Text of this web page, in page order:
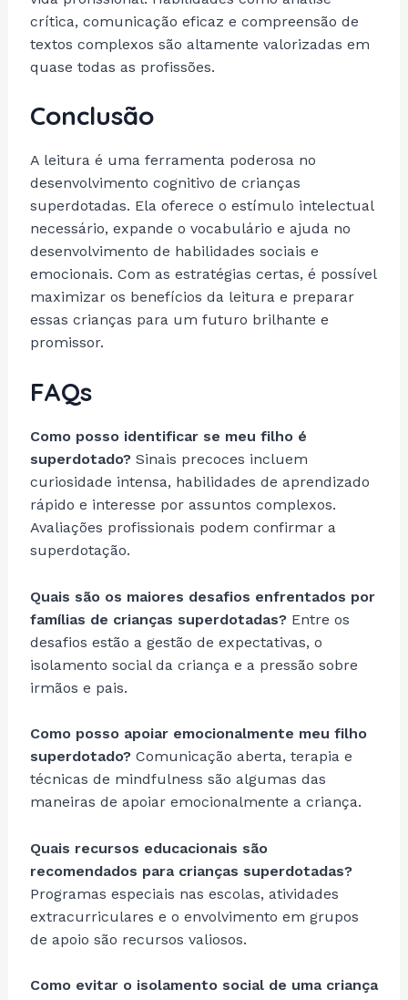
crítica, comunicação eficaz e compreensão de
textos complexos são altamente valorizadas em
quase todas as profissões.
Conclusão
A leitura é uma ferramenta poderosa no
desenvolvimento cognitivo de crianças
superdotadas. Ela oferece o estímulo intelectual
necessário, expande o vocabulário e ajuda no
desenvolvimento de habilidades sociais e
emocionais. Com as estratégias certas, é possível
maximizar os benefícios da leitura e preparar
essas crianças para um futuro brilhante e
promissor.
FAQs
Como posso identificar se meu filho é
superdotado?Sinais precoces incluem
curiosidade intensa, habilidades de aprendizado
rápido e interesse por assuntos complexos.
Avaliações profissionais podem confirmar a
superdotação.
Quais são os maiores desafios enfrentados por
famílias de crianças superdotadas?Entre os
desafios estão a gestão de expectativas, o
isolamento social da criança e a pressão sobre
irmãos e pais.
Como posso apoiar emocionalmente meu filho
superdotado?Comunicação aberta, terapia e
técnicas de mindfulness são algumas das
maneiras de apoiar emocionalmente a criança.
Quais recursos educacionais são
recomendados para crianças superdotadas?
Programas especiais nas escolas, atividades
extracurriculares e o envolvimento em grupos
de apoio são recursos valiosos.
Como evitar o isolamento social de uma criança